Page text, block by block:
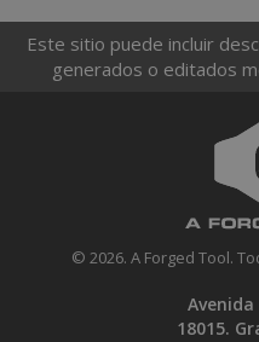
Este sitio puede incluir
generados o editados
© 2026. A Forged Tool.
Avenida
18015.